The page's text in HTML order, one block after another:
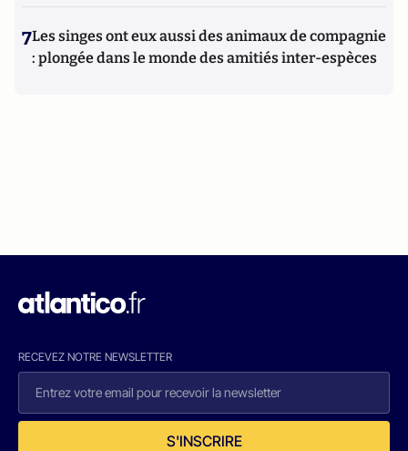
7Les singes ont eux aussi des animaux de compagnie
: plongée dans le monde des amitiés inter-espèces
RECEVEZ NOTRE NEWSLETTER
S'INSCRIRE